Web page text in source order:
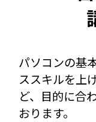
パソコンの基
ススキルを上
ど、目的に合
おります。